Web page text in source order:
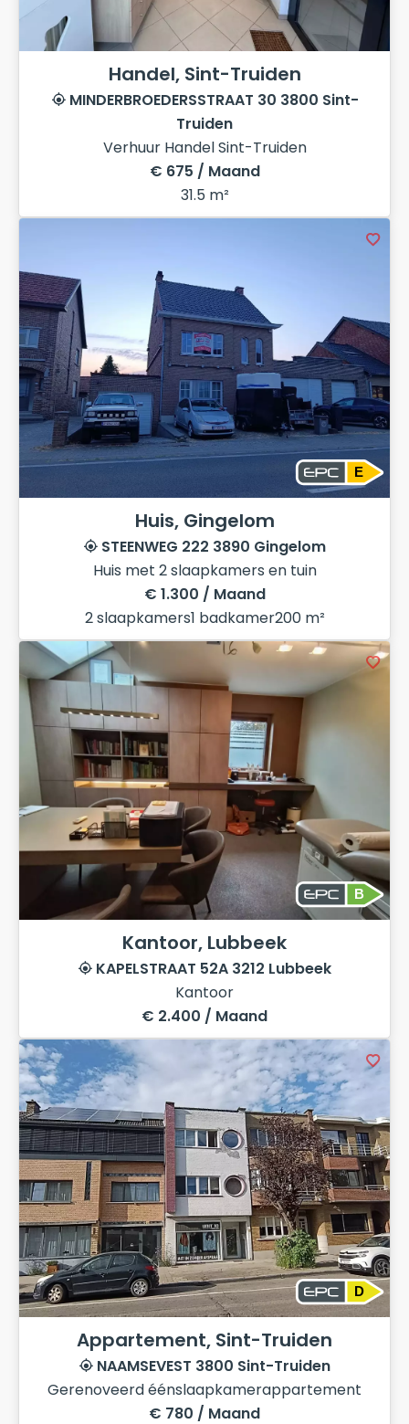
Handel, Sint-Truiden
MINDERBROEDERSSTRAAT 30 3800 Sint-
Truiden
Verhuur Handel Sint-Truiden
€ 675 / Maand
31.5 m²
E
Huis, Gingelom
STEENWEG 222 3890 Gingelom
Huis met 2 slaapkamers en tuin
€ 1.300 / Maand
2 slaapkamers1 badkamer200 m²
B
Kantoor, Lubbeek
KAPELSTRAAT 52A 3212 Lubbeek
Kantoor
€ 2.400 / Maand
D
Appartement, Sint-Truiden
NAAMSEVEST 3800 Sint-Truiden
Gerenoveerd éénslaapkamerappartement
€ 780 / Maand